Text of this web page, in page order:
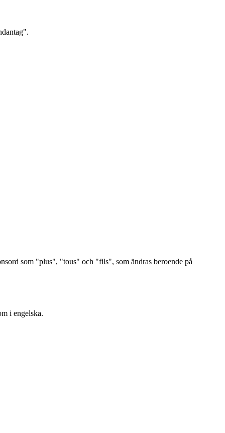
som "plus", "tous" och "fils", som ändras beroende på
i engelska.